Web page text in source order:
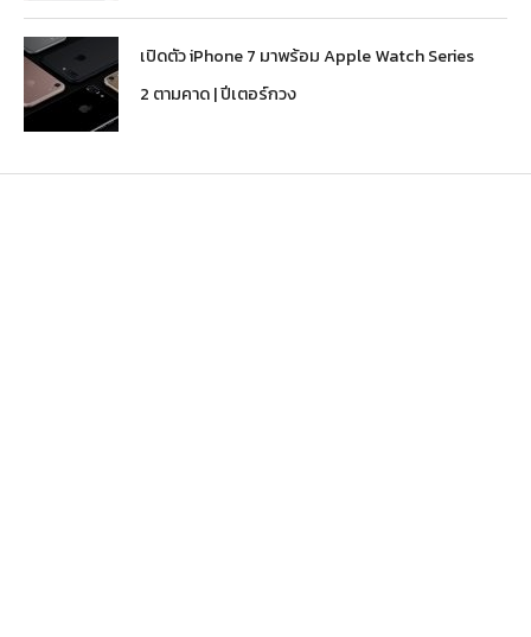
เปิดตัว iPhone 7 มาพร้อม Apple Watch Series
2 ตามคาด | ปีเตอร์กวง